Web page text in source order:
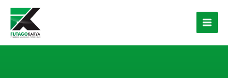
Skip to content